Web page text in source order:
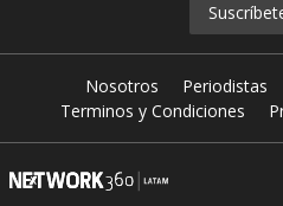
Nosotros Periodistas
Terminos y Condiciones